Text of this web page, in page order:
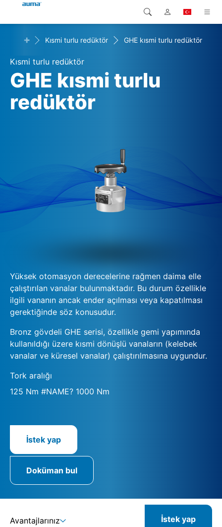
Ürünler
Çözümler
Downloads
İrtibat kurulacak kişi
Global
Avrupa
Asya ve Pasifik
Arama
+ Kısmi turlu redüktör GHE kısmi turlu redüktör
Kısmi turlu redüktör
GHE kısmi turlu
redüktör
Yüksek otomasyon derecelerine rağmen daima elle
çalıştırılan vanalar bulunmaktadır. Bu durum özellikle
ilgili vananın ancak ender açılması veya kapatılması
gerektiğinde söz konusudur.
Bronz gövdeli GHE serisi, özellikle gemi yapımında
kullanıldığı üzere kısmi dönüşlü vanaların (kelebek
vanalar ve küresel vanalar) çalıştırılmasına uygundur.
Tork aralığı
125 Nm #NAME? 1000 Nm
İstek yap
Doküman bul
Avantajlarınız İstek yap